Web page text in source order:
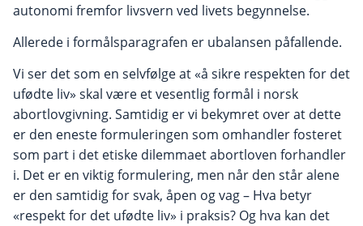
autonomi fremfor livsvern ved livets begynnelse.
Allerede i formålsparagrafen er ubalansen påfallende.
Vi ser det som en selvfølge at «å sikre respekten for det
ufødte liv» skal være et vesentlig formål i norsk
abortlovgivning. Samtidig er vi bekymret over at dette
er den eneste formuleringen som omhandler fosteret
som part i det etiske dilemmaet abortloven forhandler
i. Det er en viktig formulering, men når den står alene
er den samtidig for svak, åpen og vag – Hva betyr
«respekt for det ufødte liv» i praksis? Og hva kan det